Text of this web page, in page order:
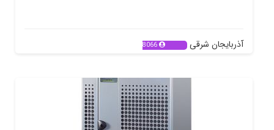
آذربایجان شرقی 8066